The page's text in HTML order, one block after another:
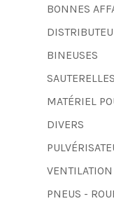
BONNES
BINEUSES
SAUTERELLES
MATÉRIEL
DIVERS
VENTILATION
PNEUS -